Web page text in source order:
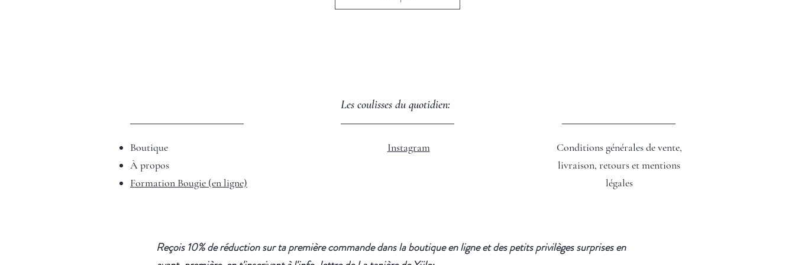
Les coulisses du quotidien:
Boutique
À propos
Formation Bougie (en ligne)
Instagram
Conditions générales de vente,
livraison, retours et mentions
légales
Reçois 10% de réduction sur ta première commande dans la boutique en ligne et des petits privilèges surprises en